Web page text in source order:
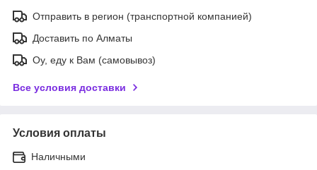
Отправить в регион (транспортной компанией)
Доставить по Алматы
Оу, еду к Вам (самовывоз)
Все условия доставки
Условия оплаты
Наличными